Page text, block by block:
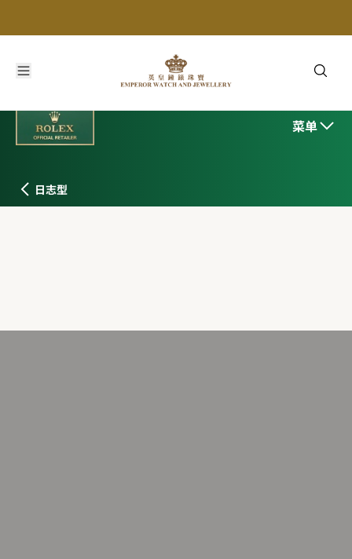
菜单
日志型